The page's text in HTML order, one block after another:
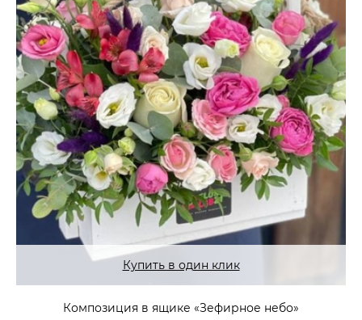
Купить в один клик
Композиция в ящике «Зефирное небо»